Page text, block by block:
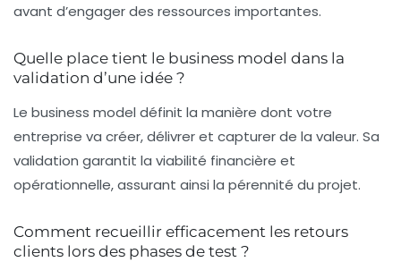
avant d’engager des ressources importantes.
Quelle place tient le business model dans la
validation d’une idée ?
Le business model définit la manière dont votre
entreprise va créer, délivrer et capturer de la valeur. Sa
validation garantit la viabilité financière et
opérationnelle, assurant ainsi la pérennité du projet.
Comment recueillir efficacement les retours
clients lors des phases de test ?